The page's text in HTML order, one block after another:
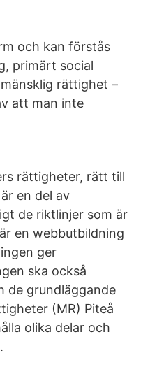
och kan förstås
primärt social
rättighet –
att man inte
rättigheter, rätt till
en del av
de riktlinjer som är
en webbutbildning
ger
ska också
de grundläggande
(MR) Piteå
olika delar och